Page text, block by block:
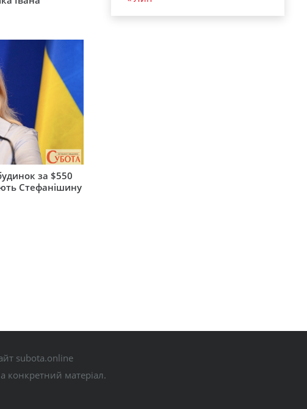
за $550
Стефанішину
subota.online
конкретний матеріал.